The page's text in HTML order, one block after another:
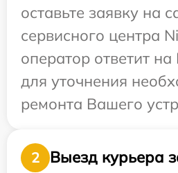
оставьте заявку на
сервисного центра
оператор ответит
для уточнения
ремонта Вашего
2
Выезд курьера